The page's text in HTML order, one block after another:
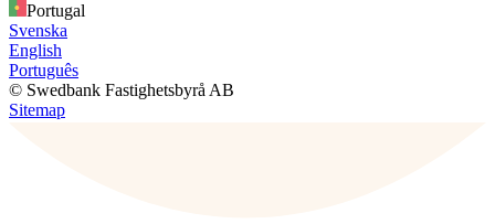
Portugal
Svenska
English
Português
© Swedbank Fastighetsbyrå AB
Sitemap